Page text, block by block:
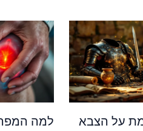
על הצבא למה